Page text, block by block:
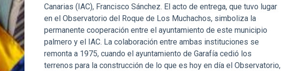
Canarias (IAC), Francisco Sánchez. El acto de entrega, que tuvo lugar
en el Observatorio del Roque de Los Muchachos, simboliza la
permanente cooperación entre el ayuntamiento de este municipio
palmero y el IAC. La colaboración entre ambas instituciones se
remonta a 1975, cuando el ayuntamiento de Garafía cedió los
terrenos para la construcción de lo que es hoy en día el Observatorio,